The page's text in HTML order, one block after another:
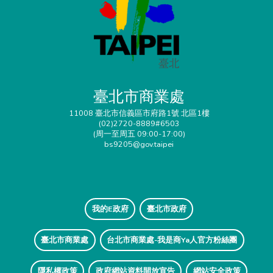
臺北市商業處
11008 臺北市信義區市府路1號 北區1樓
(02)2720-8889#6503
(周一至周五 09:00-17:00)
bs9205@gov.taipei
我的E政府 臺北市政府
臺北市商業處 台北市商業處-我是商Ya人官方粉絲團